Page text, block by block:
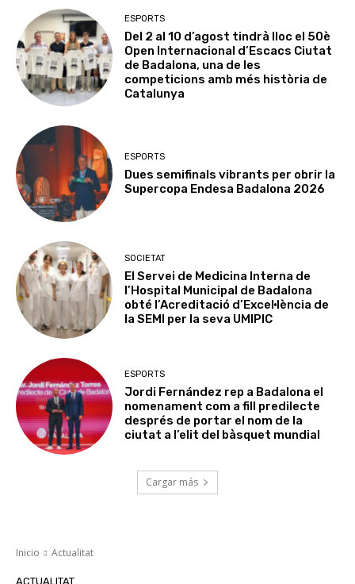
ESPORTS
Del 2 al 10 d’agost tindrà lloc el 50è
Open Internacional d’Escacs Ciutat
de Badalona, una de les
competicions amb més història de
Catalunya
ESPORTS
Dues semifinals vibrants per obrir la
Supercopa Endesa Badalona 2026
SOCIETAT
El Servei de Medicina Interna de
l’Hospital Municipal de Badalona
obté l’Acreditació d’Excel·lència de
la SEMI per la seva UMIPIC
ESPORTS
Jordi Fernández rep a Badalona el
nomenament com a fill predilecte
després de portar el nom de la
ciutat a l’elit del bàsquet mundial
Cargar más